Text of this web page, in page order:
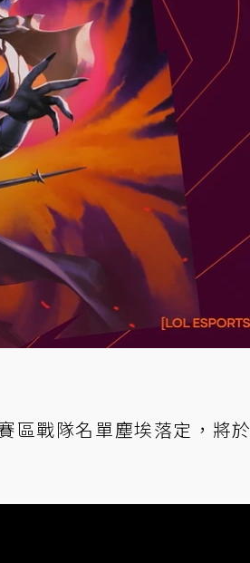
區戰隊名單塵埃落定，將